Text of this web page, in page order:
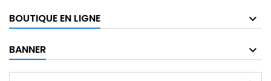
BOUTIQUE EN LIGNE
BANNER